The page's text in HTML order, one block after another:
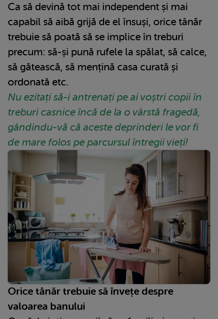
Ca să devină tot mai independent și mai
capabil să aibă grijă de el însuși, orice tânăr
trebuie să poată să se implice în treburi
precum: să-și pună rufele la spălat, să calce,
să gătească, să mențină casa curată și
ordonată etc.
Nu ezitați să-i antrenați pe ai voștri copii în
treburi casnice încă de la o vârstă fragedă,
gândindu-vă că aceste deprinderi le vor fi
de mare folos pe parcursul întregii vieți!
Orice tânăr trebuie să învețe despre
valoarea banului